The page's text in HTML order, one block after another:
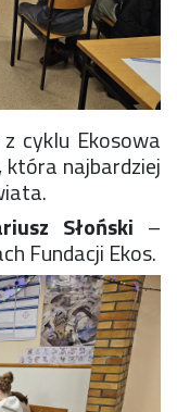
cyklu Ekosowa
, która najbardziej
Słoński –
Fundacji Ekos.